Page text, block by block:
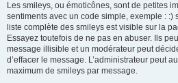
Les smileys, ou émoticônes, sont de petites
sentiments avec un code simple, exemple : :)
liste complète des smileys est visible sur la
Essayez toutefois de ne pas en abuser. Ils
message illisible et un modérateur peut
d’effacer le message. L’administrateur peut
maximum de smileys par message.